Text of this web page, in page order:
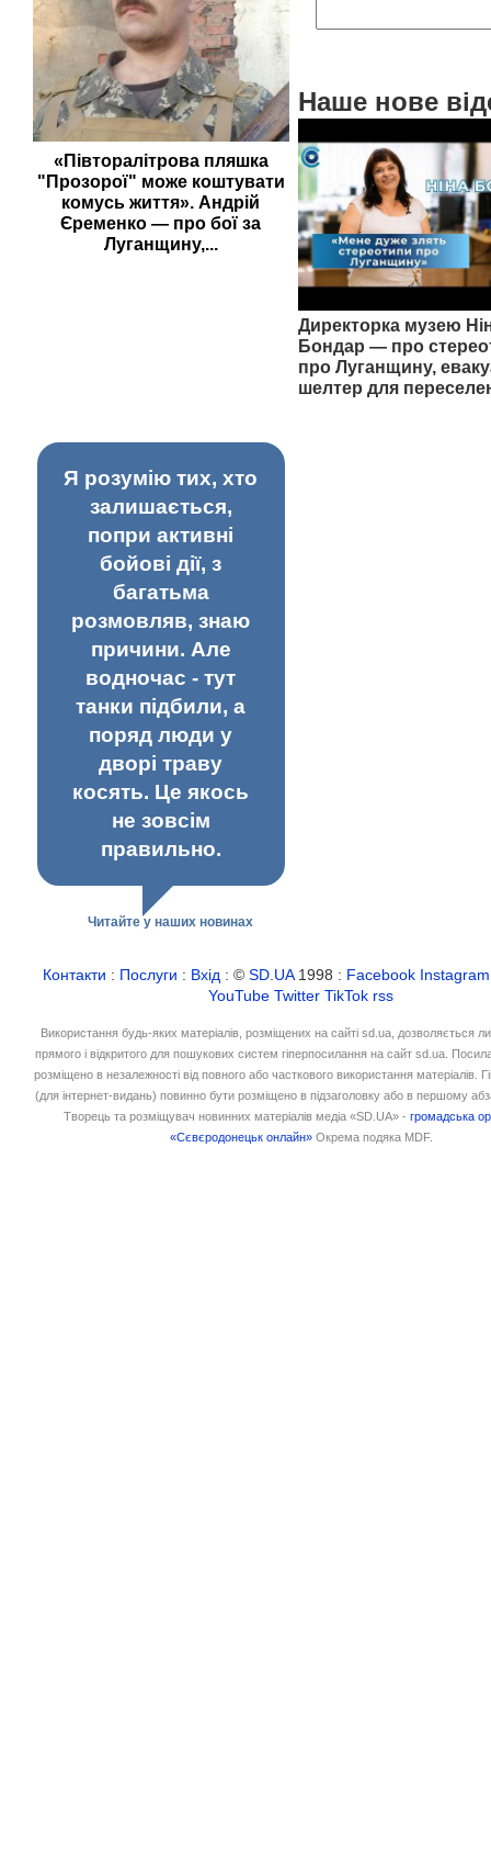
«Півторалітрова пляшка
"Прозорої" може коштувати
комусь життя». Андрій
Єременко — про бої за
Луганщину,...
Наше нове
Директорка музею
Бондар — про
про Луганщину,
шелтер для
Я розумію тих, хто
залишається,
попри активні
бойові дії, з
багатьма
розмовляв, знаю
причини. Але
водночас - тут
танки підбили, а
поряд люди у
дворі траву
косять. Це якось
не зовсім
правильно.
Читайте у наших новинах
Контакти : Послуги : Вхід : ©SD.UA1998 : Facebook Instagram
YouTube Twitter TikTok rss
Використання будь-яких матеріалів, розміщених на сайті sd.ua, дозволяється
прямого і відкритого для пошукових систем гіперпосилання на сайт sd.ua.
розміщено в незалежності від повного або часткового використання матеріалів.
(для інтернет-видань) повинно бути розміщено в підзаголовку або в першому
Творець та розміщувач новинних матеріалів медіа «SD.UA» -громадська
«Сєвєродонецьк онлайн» Окрема подяка MDF.